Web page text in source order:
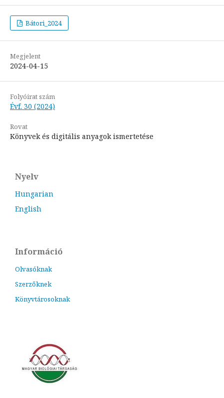
Bátori_2024
Megjelent
2024-04-15
Folyóirat szám
Évf. 30 (2024)
Rovat
Könyvek és digitális anyagok ismertetése
Nyelv
Hungarian
English
Információ
Olvasóknak
Szerzőknek
Könyvtárosoknak